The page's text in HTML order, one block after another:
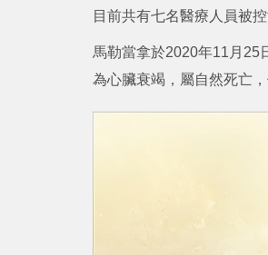
目前共有七名醫療人員被
馬勒當拿於2020年11月25
為心臟衰竭，屬自然死亡